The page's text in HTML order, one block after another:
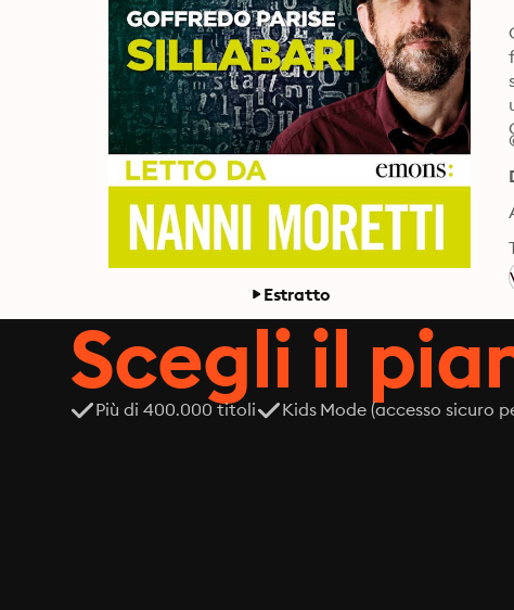
Estratto
Scegli il
Più di 400.000 titoli Kids Mode (accesso sicuro